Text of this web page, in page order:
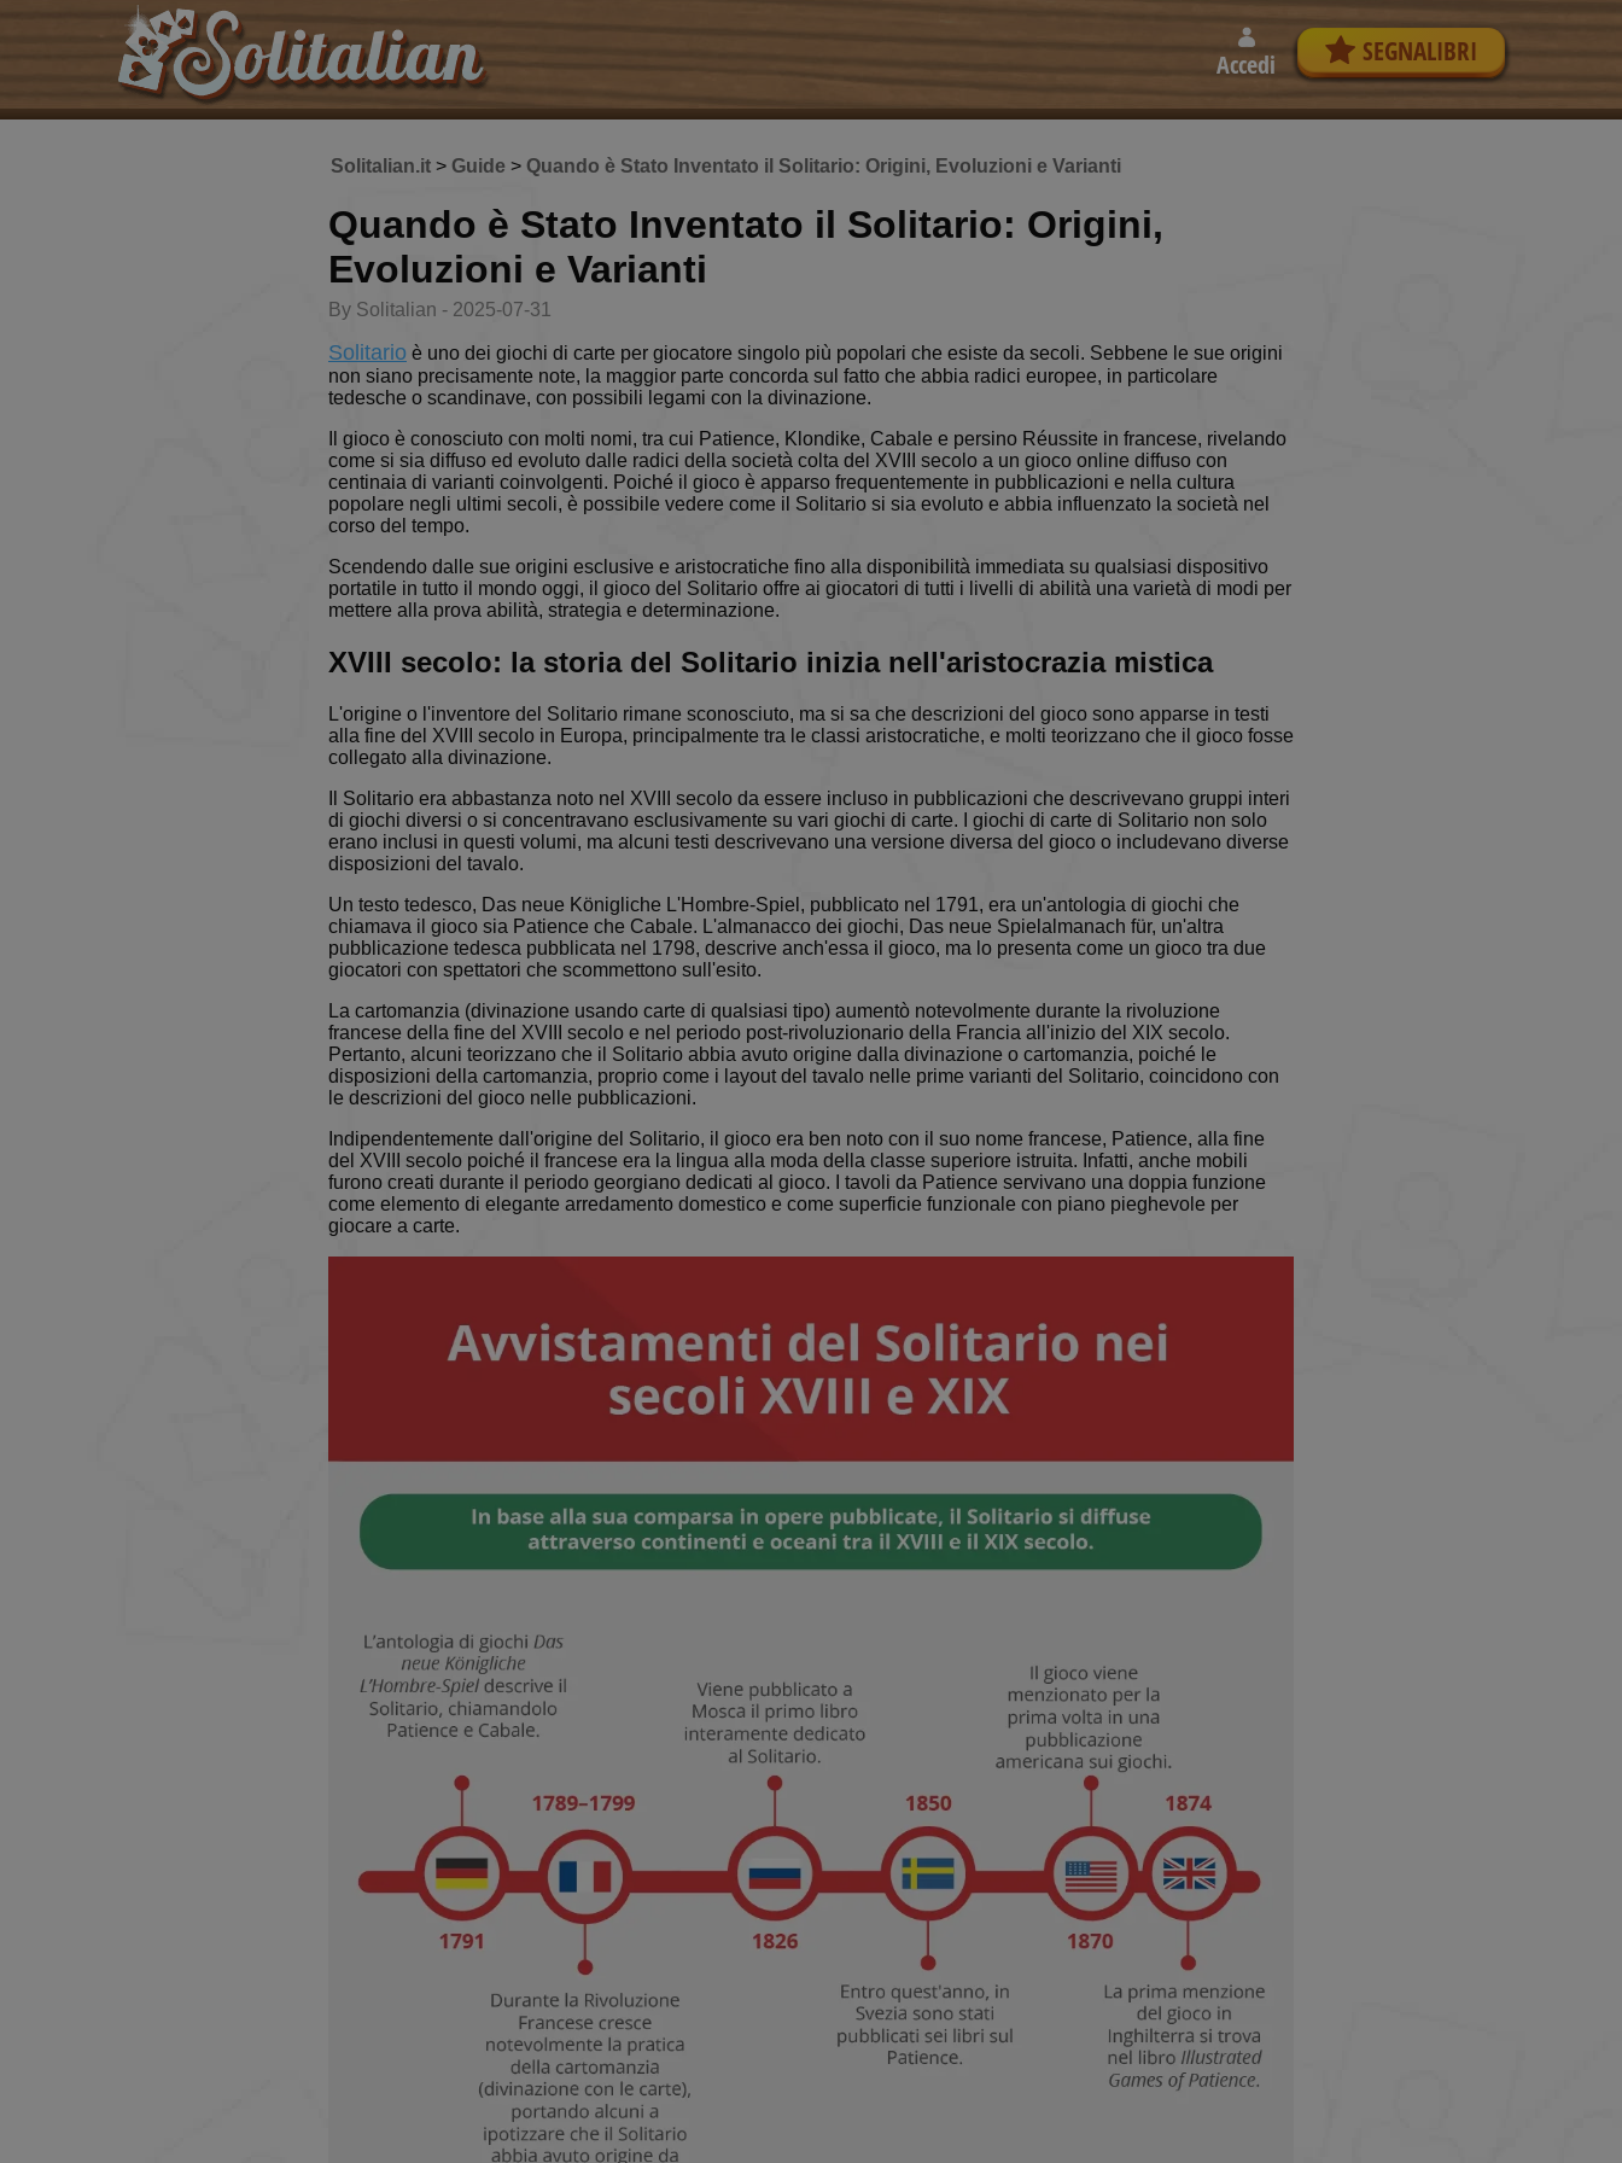
Accedi SEGNALIBRI
Solitalian.it > Guide > Quando è Stato Inventato il Solitario: Origini, Evoluzioni e Varianti
Quando è Stato Inventato il Solitario: Origini,
Evoluzioni e Varianti
By Solitalian - 2025-07-31
Solitario è uno dei giochi di carte per giocatore singolo più popolari che esiste da secoli. Sebbene le sue origini
non siano precisamente note, la maggior parte concorda sul fatto che abbia radici europee, in particolare
tedesche o scandinave, con possibili legami con la divinazione.
Il gioco è conosciuto con molti nomi, tra cui Patience, Klondike, Cabale e persino Réussite in francese, rivelando
come si sia diffuso ed evoluto dalle radici della società colta del XVIII secolo a un gioco online diffuso con
centinaia di varianti coinvolgenti. Poiché il gioco è apparso frequentemente in pubblicazioni e nella cultura
popolare negli ultimi secoli, è possibile vedere come il Solitario si sia evoluto e abbia influenzato la società nel
corso del tempo.
Scendendo dalle sue origini esclusive e aristocratiche fino alla disponibilità immediata su qualsiasi dispositivo
portatile in tutto il mondo oggi, il gioco del Solitario offre ai giocatori di tutti i livelli di abilità una varietà di modi per
mettere alla prova abilità, strategia e determinazione.
XVIII secolo: la storia del Solitario inizia nell'aristocrazia mistica
L'origine o l'inventore del Solitario rimane sconosciuto, ma si sa che descrizioni del gioco sono apparse in testi
alla fine del XVIII secolo in Europa, principalmente tra le classi aristocratiche, e molti teorizzano che il gioco fosse
collegato alla divinazione.
Il Solitario era abbastanza noto nel XVIII secolo da essere incluso in pubblicazioni che descrivevano gruppi interi
di giochi diversi o si concentravano esclusivamente su vari giochi di carte. I giochi di carte di Solitario non solo
erano inclusi in questi volumi, ma alcuni testi descrivevano una versione diversa del gioco o includevano diverse
disposizioni del tavalo.
Un testo tedesco, Das neue Königliche L'Hombre-Spiel, pubblicato nel 1791, era un'antologia di giochi che
chiamava il gioco sia Patience che Cabale. L'almanacco dei giochi, Das neue Spielalmanach für, un'altra
pubblicazione tedesca pubblicata nel 1798, descrive anch'essa il gioco, ma lo presenta come un gioco tra due
giocatori con spettatori che scommettono sull'esito.
La cartomanzia (divinazione usando carte di qualsiasi tipo) aumentò notevolmente durante la rivoluzione
francese della fine del XVIII secolo e nel periodo post-rivoluzionario della Francia all'inizio del XIX secolo.
Pertanto, alcuni teorizzano che il Solitario abbia avuto origine dalla divinazione o cartomanzia, poiché le
disposizioni della cartomanzia, proprio come i layout del tavalo nelle prime varianti del Solitario, coincidono con
le descrizioni del gioco nelle pubblicazioni.
Indipendentemente dall'origine del Solitario, il gioco era ben noto con il suo nome francese, Patience, alla fine
del XVIII secolo poiché il francese era la lingua alla moda della classe superiore istruita. Infatti, anche mobili
furono creati durante il periodo georgiano dedicati al gioco. I tavoli da Patience servivano una doppia funzione
come elemento di elegante arredamento domestico e come superficie funzionale con piano pieghevole per
giocare a carte.